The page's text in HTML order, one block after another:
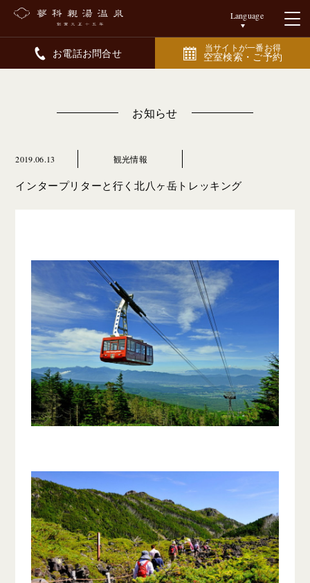
Language
お電話お問合せ 当サイトが一番お得
空室検索・ご予約
お知らせ
2019.06.13 観光情報
インタープリターと行く北八ヶ岳トレッキング